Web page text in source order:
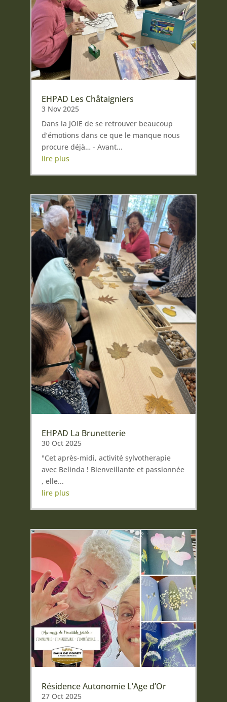
EHPAD Les Châtaigniers
3 Nov 2025
Dans la JOIE de se retrouver beaucoup
d’émotions dans ce que le manque nous
procure déjà… - Avant...
lire plus
EHPAD La Brunetterie
30 Oct 2025
"Cet après-midi, activité sylvotherapie
avec Belinda ! Bienveillante et passionnée
, elle...
lire plus
Résidence Autonomie L’Age d’Or
27 Oct 2025